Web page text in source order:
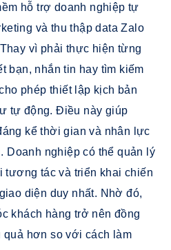
hỗ trợ doanh nghiệp tự
và thu thập data Zalo
vì phải thực hiện từng
bạn, nhắn tin hay tìm kiếm
phép thiết lập kịch bản
tự động. Điều này giúp
kể thời gian và nhân lực
Doanh nghiệp có thể quản lý
tương tác và triển khai chiến
diện duy nhất. Nhờ đó,
khách hàng trở nên đồng
quả hơn so với cách làm